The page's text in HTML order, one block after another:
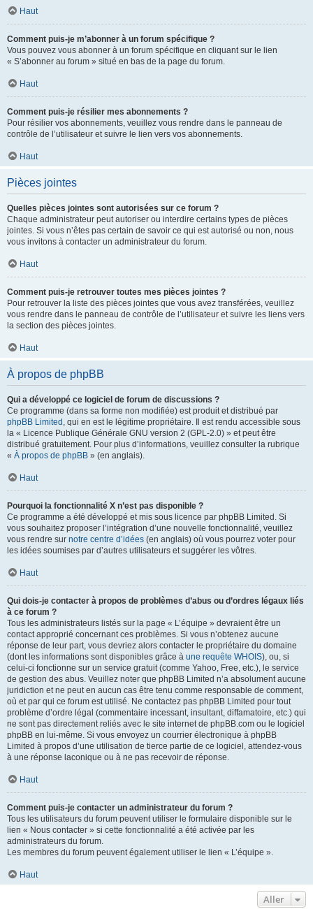
Haut
Comment puis-je m’abonner à un forum spécifique ?
Vous pouvez vous abonner à un forum spécifique en cliquant sur le lien
« S’abonner au forum » situé en bas de la page du forum.
Haut
Comment puis-je résilier mes abonnements ?
Pour résilier vos abonnements, veuillez vous rendre dans le panneau de
contrôle de l’utilisateur et suivre le lien vers vos abonnements.
Haut
Pièces jointes
Quelles pièces jointes sont autorisées sur ce forum ?
Chaque administrateur peut autoriser ou interdire certains types de pièces
jointes. Si vous n’êtes pas certain de savoir ce qui est autorisé ou non, nous
vous invitons à contacter un administrateur du forum.
Haut
Comment puis-je retrouver toutes mes pièces jointes ?
Pour retrouver la liste des pièces jointes que vous avez transférées, veuillez
vous rendre dans le panneau de contrôle de l’utilisateur et suivre les liens vers
la section des pièces jointes.
Haut
À propos de phpBB
Qui a développé ce logiciel de forum de discussions ?
Ce programme (dans sa forme non modifiée) est produit et distribué par
phpBB Limited , qui en est le légitime propriétaire. Il est rendu accessible sous
la « Licence Publique Générale GNU version 2 (GPL-2.0) » et peut être
distribué gratuitement. Pour plus d’informations, veuillez consulter la rubrique
« À propos de phpBB » (en anglais).
Haut
Pourquoi la fonctionnalité X n’est pas disponible ?
Ce programme a été développé et mis sous licence par phpBB Limited. Si
vous souhaitez proposer l’intégration d’une nouvelle fonctionnalité, veuillez
vous rendre sur notre centre d’idées (en anglais) où vous pourrez voter pour
les idées soumises par d’autres utilisateurs et suggérer les vôtres.
Haut
Qui dois-je contacter à propos de problèmes d’abus ou d’ordres légaux liés
à ce forum ?
Tous les administrateurs listés sur la page « L’équipe » devraient être un
contact approprié concernant ces problèmes. Si vous n’obtenez aucune
réponse de leur part, vous devriez alors contacter le propriétaire du domaine
(dont les informations sont disponibles grâce à une requête WHOIS), ou, si
celui-ci fonctionne sur un service gratuit (comme Yahoo, Free, etc.), le service
de gestion des abus. Veuillez noter que phpBB Limited n’a absolument aucune
juridiction et ne peut en aucun cas être tenu comme responsable de comment,
où et par qui ce forum est utilisé. Ne contactez pas phpBB Limited pour tout
problème d’ordre légal (commentaire incessant, insultant, diffamatoire, etc.) qui
ne sont pas directement reliés avec le site internet de phpBB.com ou le logiciel
phpBB en lui-même. Si vous envoyez un courrier électronique à phpBB
Limited à propos d’une utilisation de tierce partie de ce logiciel, attendez-vous
à une réponse laconique ou à ne pas recevoir de réponse.
Haut
Comment puis-je contacter un administrateur du forum ?
Tous les utilisateurs du forum peuvent utiliser le formulaire disponible sur le
lien « Nous contacter » si cette fonctionnalité a été activée par les
administrateurs du forum.
Les membres du forum peuvent également utiliser le lien « L’équipe ».
Haut
Aller